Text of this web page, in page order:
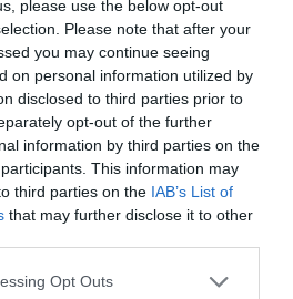
please use the below opt-out
Please note that after your
you may continue seeing
on personal information utilized by
disclosed to third parties prior to
opt-out of the further
information by third parties on the
This information may
third parties on the IAB’s List of
that may further disclose it to other
app uses one or more Google
Opt Outs
της
από το
Πότε
Διεθνής διάκριση για